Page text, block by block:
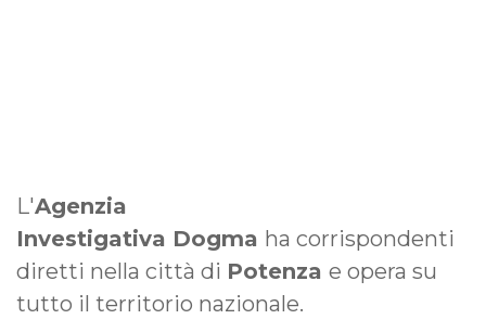
L'Agenzia
Investigativa Dogma ha corrispondenti
diretti nella città di Potenza e opera su
tutto il territorio nazionale.